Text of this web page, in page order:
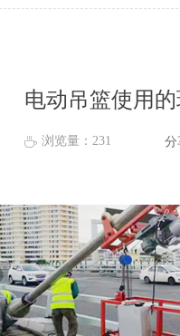
电动吊篮使用
ꄘ 浏览量： 231 分